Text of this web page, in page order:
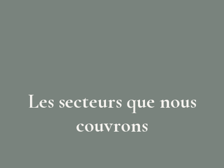
Les secteurs que nous
couvrons